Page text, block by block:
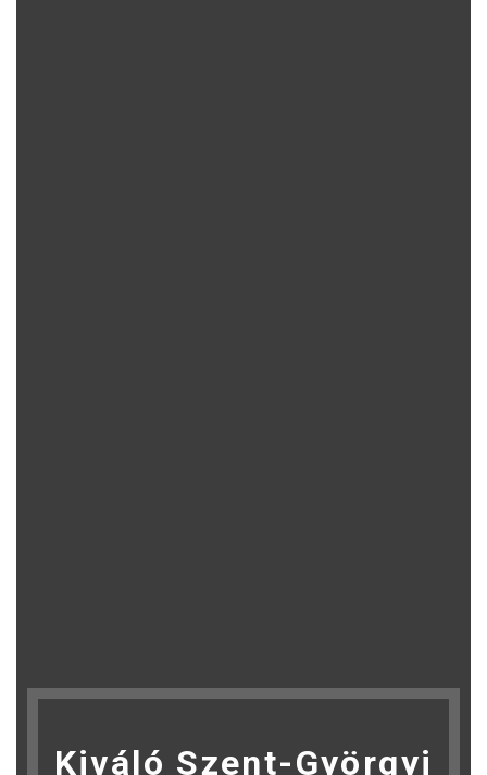
Kiváló Szent-Györgyi